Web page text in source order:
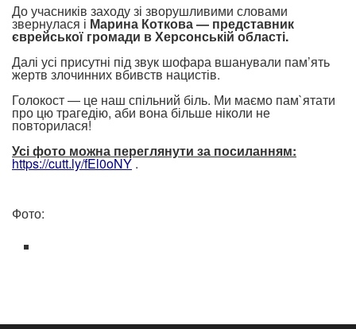
До учасників заходу зі зворушливими словами
звернулася і Марина Коткова — представник
єврейської громади в Херсонській області.
Далі усі присутні під звук шофара вшанували пам’ять
жертв злочинних вбивств нацистів.
Голокост — це наш спільний біль. Ми маємо пам`ятати
про цю трагедію, аби вона більше ніколи не
повторилася!
Усі фото можна переглянути за посиланням:
https://cutt.ly/fEl0oNY.
Фото: